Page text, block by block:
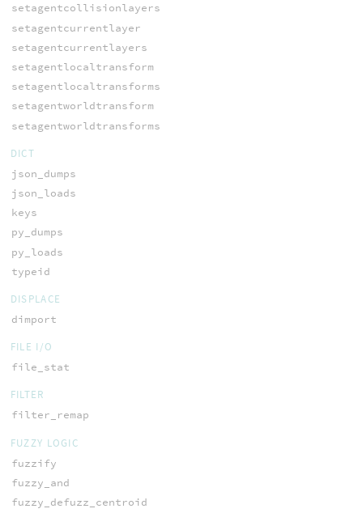
setagentcollisionlayers
setagentcurrentlayer
setagentcurrentlayers
setagentlocaltransform
setagentlocaltransforms
setagentworldtransform
setagentworldtransforms
DICT
json_dumps
json_loads
keys
py_dumps
py_loads
typeid
DISPLACE
dimport
FILE I/O
file_stat
FILTER
filter_remap
FUZZY LOGIC
fuzzify
fuzzy_and
fuzzy_defuzz_centroid